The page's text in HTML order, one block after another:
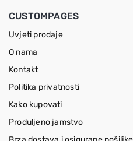
CUSTOMPAGES
Uvjeti prodaje
O nama
Kontakt
Politika privatnosti
Kako kupovati
Produljeno jamstvo